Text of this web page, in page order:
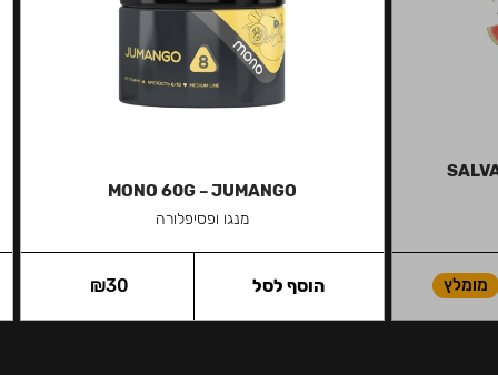
מומלץ
MONO 60G – JUMANGO
מנגו ופסיפלורה
₪30 הוסף לסל